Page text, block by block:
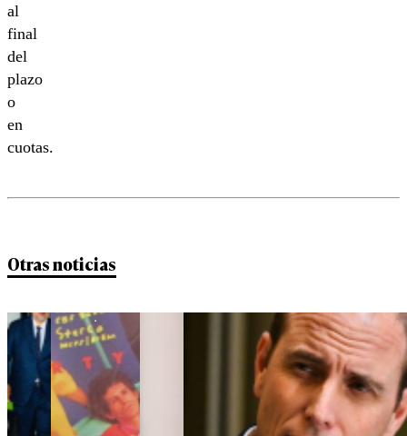
al
final
del
plazo
o
en
cuotas.
Otras noticias